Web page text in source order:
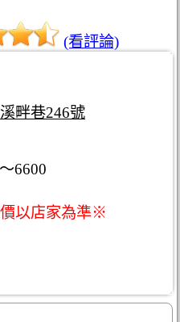
(看評論)
畔巷246號
6600
以店家為準※